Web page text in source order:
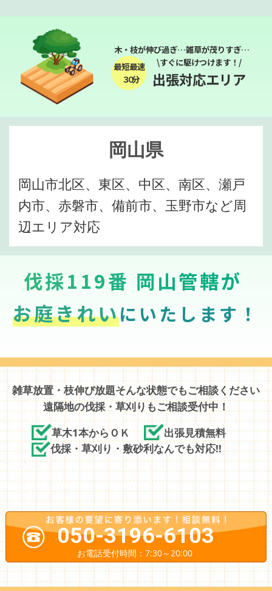
木・枝が伸び過ぎ…雑草が茂りすぎ…
最短最速
３０分
\すぐに駆けつけます！/
出張対応エリア
岡山県
岡山市北区、東区、中区、南区、瀬戸
内市、赤磐市、備前市、玉野市など周
辺エリア対応
伐採119番 岡山管轄が
お庭きれいにいたします！
雑草放置・枝伸び放題そんな状態でもご相談ください
遠隔地の伐採・草刈りもご相談受付中！
草木1本からＯＫ
出張見積無料
伐採・草刈り・敷砂利なんでも対応!!
050-3196-6103
お電話受付時間：7:30～20:00